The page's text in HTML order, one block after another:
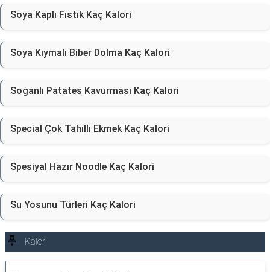
Soya Kaplı Fıstık Kaç Kalori
Soya Kıymalı Biber Dolma Kaç Kalori
Soğanlı Patates Kavurması Kaç Kalori
Special Çok Tahıllı Ekmek Kaç Kalori
Spesiyal Hazır Noodle Kaç Kalori
Su Yosunu Türleri Kaç Kalori
Kalori